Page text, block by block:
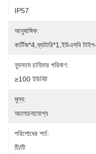
IP57
আনুষাঙ্গিক:
কার্টিজ*4,ব্যাটারি*1,ইউএসবি
ন্যূনতম চাহিদার পরিমাণ:
≥100 ইউনিট
মূল্য:
আলোচনাযোগ্য
পরিশোধের শর্ত:
টি/টি